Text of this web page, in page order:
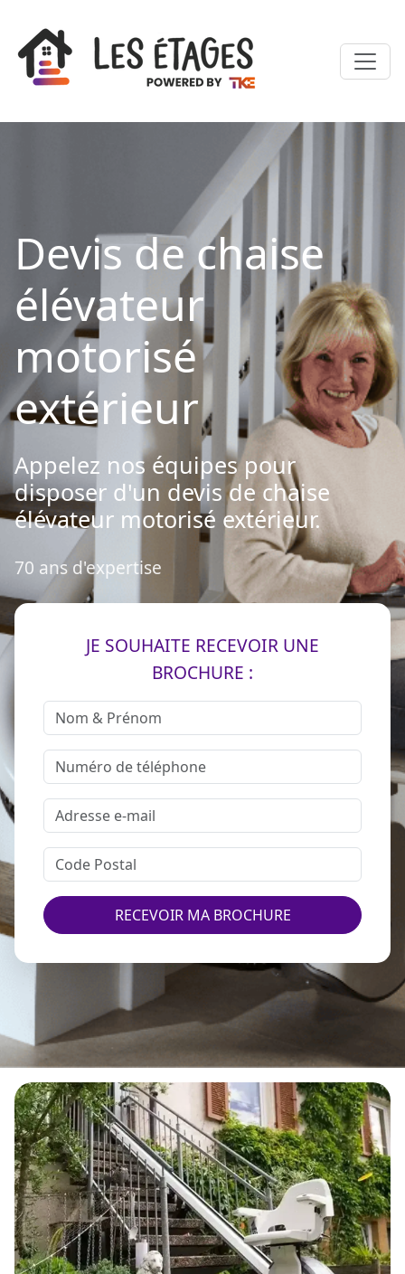
Devis de chaise
élévateur
motorisé
extérieur
Appelez nos équipes pour
disposer d'un devis de chaise
élévateur motorisé extérieur.
70 ans d'expertise
JE SOUHAITE RECEVOIR UNE
BROCHURE :
RECEVOIR MA BROCHURE